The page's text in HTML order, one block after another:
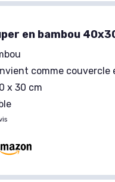
en bambou
comme couvercle
x 30 cm